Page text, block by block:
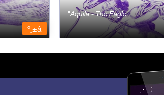
º¸±â
Aquila - The Eagle